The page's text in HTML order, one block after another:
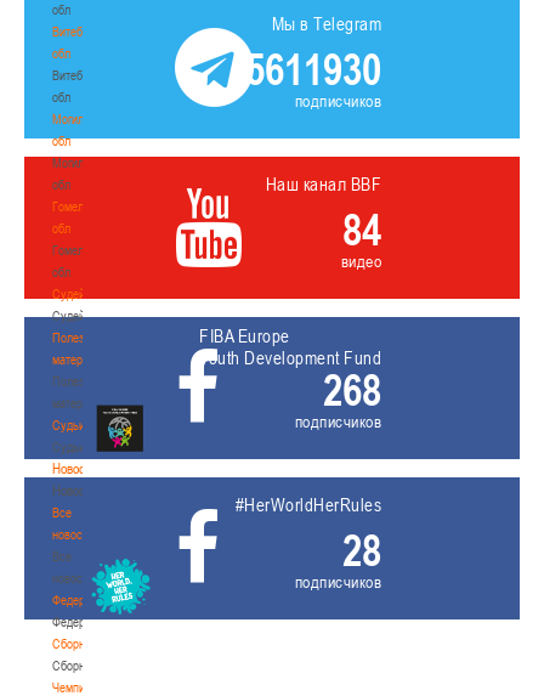
обл
Витебская
обл
Витебская
обл
Могилевская
обл
Могилевская
обл
Гомельская
обл
Гомельская
обл
Судейство
Судейство
Полезные
материалы
Полезные
материалы
Судьи
Судьи
Новости
Новости
Все
новости
Все
новости
Федерация
Федерация
Сборные
Сборные
Чемпионат
Мы в Telegram
5611930
подписчиков
Наш канал BBF
84
видео
FIBA Europe
Youth Development Fund
268
подписчиков
#HerWorldHerRules
28
подписчиков